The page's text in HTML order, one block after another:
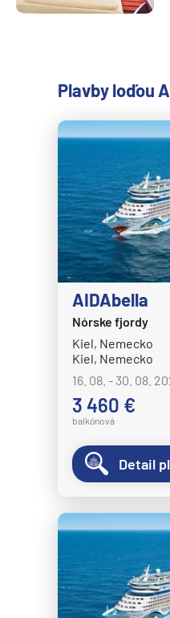
Plavby loďou
AIDAbella
Nórske fjordy
Kiel, Nemecko
Kiel, Nemecko
16. 08. - 30. 08.
3 460 €
balkónová
Detail